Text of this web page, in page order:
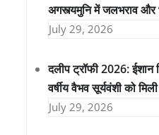
अगस्त्यमुनि में जलभराव
July 29, 2026
दलीप ट्रॉफी 2026:
वर्षीय वैभव सूर्यवंशी को
July 29, 2026